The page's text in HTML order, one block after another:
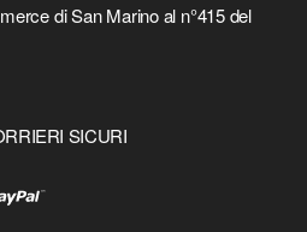
di San Marino al n°415 del
SICURI